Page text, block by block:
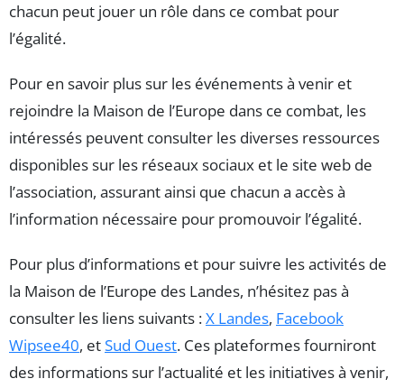
chacun peut jouer un rôle dans ce combat pour
l’égalité.
Pour en savoir plus sur les événements à venir et
rejoindre la Maison de l’Europe dans ce combat, les
intéressés peuvent consulter les diverses ressources
disponibles sur les réseaux sociaux et le site web de
l’association, assurant ainsi que chacun a accès à
l’information nécessaire pour promouvoir l’égalité.
Pour plus d’informations et pour suivre les activités de
la Maison de l’Europe des Landes, n’hésitez pas à
consulter les liens suivants :X Landes, Facebook
Wipsee40, etSud Ouest. Ces plateformes fourniront
des informations sur l’actualité et les initiatives à venir,